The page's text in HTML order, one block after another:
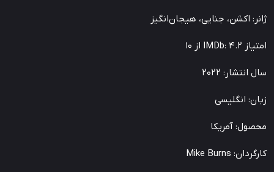
ژانر: اکشن، جنایی، هیجان‌انگیز
امتیاز IMDb: ۴.۲ از ۱۰
سال انتشار: ۲۰۲۲
زبان: انگلیسی
محصول: آمریکا
کارگردان: Mike Burns